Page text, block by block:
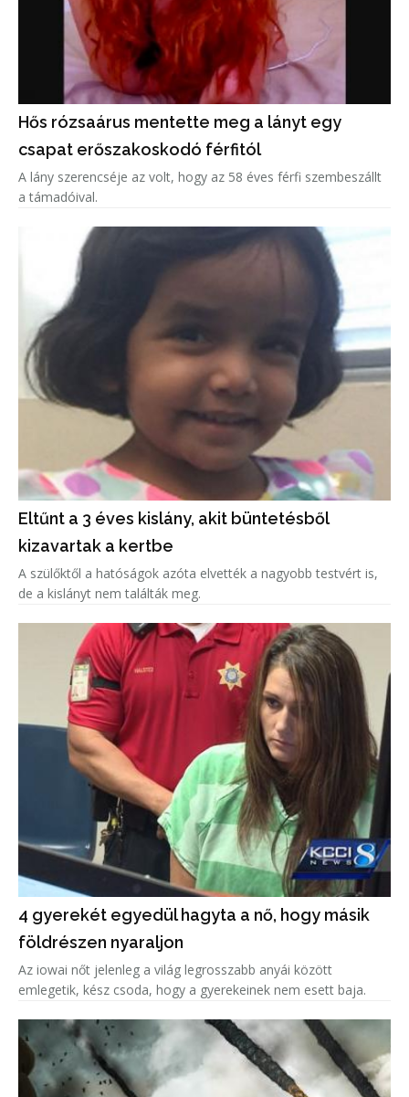
Hős rózsaárus mentette meg a lányt egy
csapat erőszakoskodó férfitól
A lány szerencséje az volt, hogy az 58 éves férfi szembeszállt
a támadóival.
Eltűnt a 3 éves kislány, akit büntetésből
kizavartak a kertbe
A szülőktől a hatóságok azóta elvették a nagyobb testvért is,
de a kislányt nem találták meg.
4 gyerekét egyedül hagyta a nő, hogy másik
földrészen nyaraljon
Az iowai nőt jelenleg a világ legrosszabb anyái között
emlegetik, kész csoda, hogy a gyerekeinek nem esett baja.